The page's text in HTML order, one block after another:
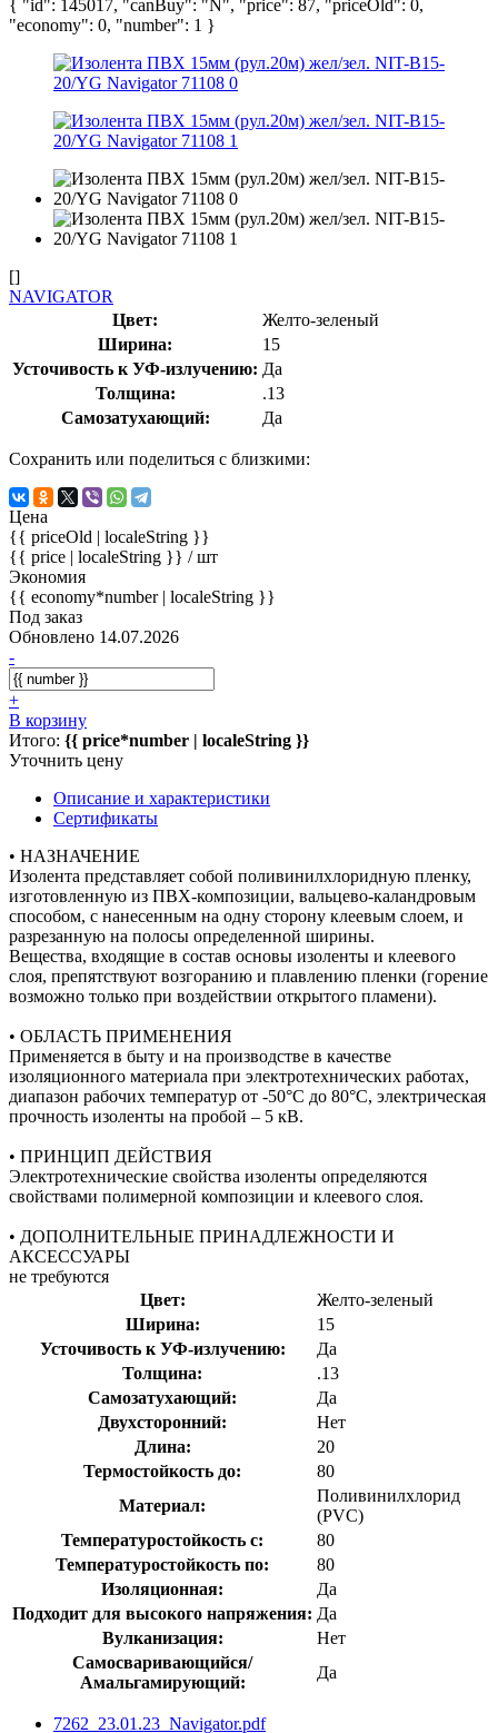
{ "id": 145017, "canBuy": "N", "price": 87, "priceOld": 0,
"economy": 0, "number": 1 }
[]
NAVIGATOR
Цвет:
Желто-зеленый
Ширина:
15
Усточивость к УФ-излучению: Да
Толщина:
.13
Самозатухающий:
Да
Сохранить или поделиться с близкими:
Цена
{{ priceOld | localeString }}
{{ price | localeString }} / шт
Экономия
{{ economy*number | localeString }}
Под заказ
Обновлено 14.07.2026
-
+
В корзину
Итого: {{ price*number | localeString }}
Уточнить цену
Описание и характеристики
Сертификаты
• НАЗНАЧЕНИЕ
Изолента представляет собой поливинилхлоридную пленку,
изготовленную из ПВХ-композиции, вальцево-каландровым
способом, с нанесенным на одну сторону клеевым слоем, и
разрезанную на полосы определенной ширины.
Вещества, входящие в состав основы изоленты и клеевого
слоя, препятствуют возгоранию и плавлению пленки (горение
возможно только при воздействии открытого пламени).
• ОБЛАСТЬ ПРИМЕНЕНИЯ
Применяется в быту и на производстве в качестве
изоляционного материала при электротехнических работах,
диапазон рабочих температур от -50°С до 80°С, электрическая
прочность изоленты на пробой – 5 кВ.
• ПРИНЦИП ДЕЙСТВИЯ
Электротехнические свойства изоленты определяются
свойствами полимерной композиции и клеевого слоя.
• ДОПОЛНИТЕЛЬНЫЕ ПРИНАДЛЕЖНОСТИ И
АКСЕССУАРЫ
не требуются
Цвет:
Желто-зеленый
Ширина:
15
Усточивость к УФ-излучению:
Да
Толщина:
.13
Самозатухающий:
Да
Двухсторонний:
Нет
Длина:
20
Термостойкость до:
80
Материал:
Поливинилхлорид
(PVC)
Температуростойкость с:
80
Температуростойкость по:
80
Изоляционная:
Да
Подходит для высокого напряжения: Да
Вулканизация:
Нет
Самосваривающийся/
Амальгамирующий:
Да
7262_23.01.23_Navigator.pdf